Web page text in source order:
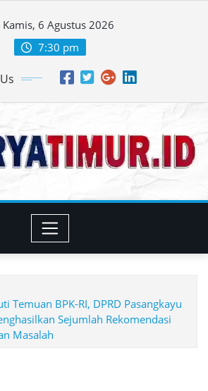
Kamis, 6 Agustus 2026
7:30 pm
Temuan BPK-RI, DPRD Pasangkayu
Sejumlah Rekomendasi
Masalah